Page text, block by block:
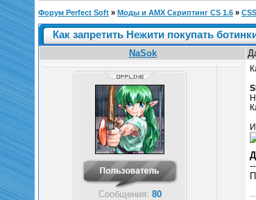
Форум Perfect Soft » Моды и AMX Скриптинг CS 1.6 »
Как запретить Нежити покупать
NaSok
Сообщения: 80